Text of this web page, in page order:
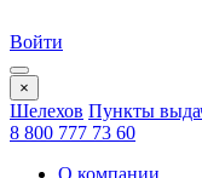
Войти
×
Шелехов Пункты
8 800 777 73 60
О компании